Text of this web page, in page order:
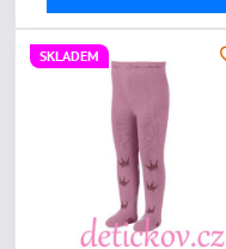
SKLADEM